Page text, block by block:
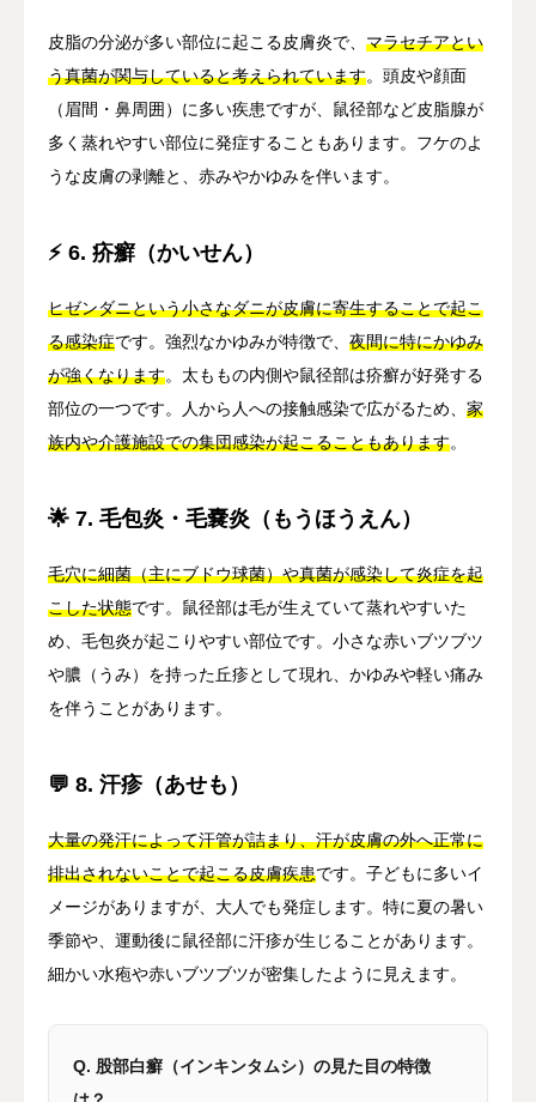
皮脂の分泌が多い部位に起こる皮膚炎で、 マラセチアとい
う真菌が関与していると考えられています。頭皮や顔面
（眉間・鼻周囲）に多い疾患ですが、鼠径部など皮脂腺が
多く蒸れやすい部位に発症することもあります。フケのよ
うな皮膚の剥離と、赤みやかゆみを伴います。
⚡ 6. 疥癬（かいせん）
ヒゼンダニという小さなダニが皮膚に寄生することで起こ
る感染症です。強烈なかゆみが特徴で、 夜間に特にかゆみ
が強くなります。太ももの内側や鼠径部は疥癬が好発する
部位の一つです。人から人への接触感染で広がるため、 家
族内や介護施設での集団感染が起こることもあります。
🌟 7. 毛包炎・毛嚢炎（もうほうえん）
毛穴に細菌（主にブドウ球菌）や真菌が感染して炎症を起
こした状態です。鼠径部は毛が生えていて蒸れやすいた
め、毛包炎が起こりやすい部位です。小さな赤いブツブツ
や膿（うみ）を持った丘疹として現れ、かゆみや軽い痛み
を伴うことがあります。
💬 8. 汗疹（あせも）
大量の発汗によって汗管が詰まり、汗が皮膚の外へ正常に
排出されないことで起こる皮膚疾患です。子どもに多いイ
メージがありますが、大人でも発症します。特に夏の暑い
季節や、運動後に鼠径部に汗疹が生じることがあります。
細かい水疱や赤いブツブツが密集したように見えます。
Q. 股部白癬（インキンタムシ）の見た目の特徴